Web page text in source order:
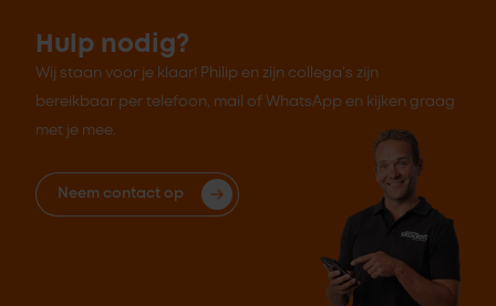
Hulp nodig?
Wij staan voor je klaar! Philip en zijn collega's zijn
bereikbaar per telefoon, mail of WhatsApp en kijken graag
met je mee.
Neem contact op